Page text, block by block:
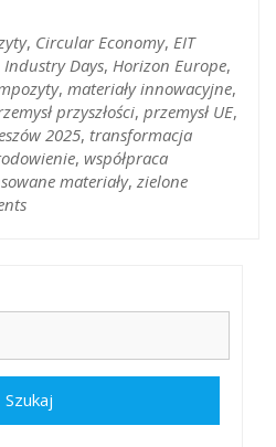
, Circular Economy, EIT
Days, Horizon Europe,
, materiały innowacyjne,
przyszłości, przemysł UE,
2025, transformacja
, współpraca
materiały, zielone